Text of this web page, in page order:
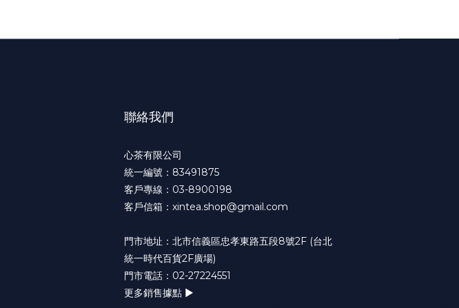
聯絡我們
心茶有限公司
統一編號：83491875
客戶專線：03-8900198
客戶信箱：xintea.shop@gmail.com
門市地址：北市信義區忠孝東路五段8號2F (台北
統一時代百貨2F廣場)
門市電話：02-27224551
更多銷售據點 ►